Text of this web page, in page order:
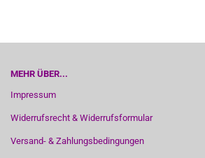
MEHR ÜBER...
Impressum
Widerrufsrecht & Widerrufsformular
Versand- & Zahlungsbedingungen